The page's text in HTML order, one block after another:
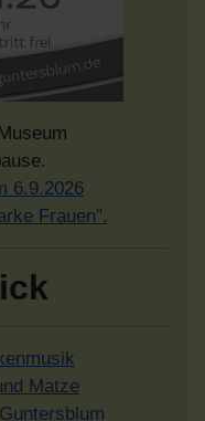
6.9.2026
Frauen".
Matze